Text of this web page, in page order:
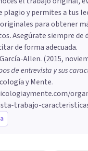
plagio y permites a tus
para obtener
Asegúrate siempre de
de forma adecuada.
Allen. (2015,
de entrevista y sus
y Mente.
trabajo-